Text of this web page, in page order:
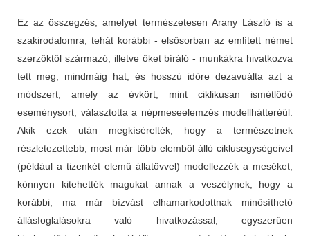
Ez az összegzés, amelyet természetesen Arany László is a
szakirodalomra, tehát korábbi - elsősorban az említett német
szerzőktől származó, illetve őket bíráló - munkákra hivatkozva
tett meg, mindmáig hat, és hosszú időre dezavuálta azt a
módszert, amely az évkört, mint ciklikusan ismétlődő
eseménysort, választotta a népmeseelemzés modellhátteréül.
Akik ezek után megkísérelték, hogy a természetnek
részletezettebb, most már több elemből álló ciklusegységeivel
(például a tizenkét elemű állatövvel) modellezzék a meséket,
könnyen kitehették magukat annak a veszélynek, hogy a
korábbi, ma már bízvást elhamarkodottnak minősíthető
állásfoglalásokra való hivatkozással, egyszerűen